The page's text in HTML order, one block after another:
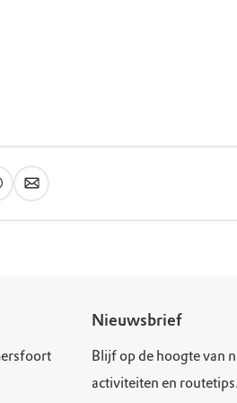
Nieuwsbrief
Blijf op de hoogte van
activiteiten en